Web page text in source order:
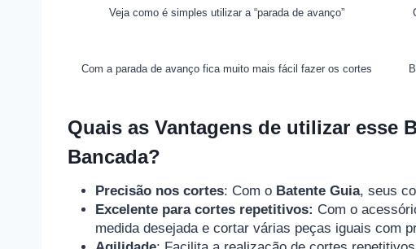
Veja como é simples utilizar a “parada de avanço”
Com a parada de avanço fica muito mais fácil fazer os cortes
Quais as Vantagens de utilizar esse
Bancada?
Precisão nos cortes: Com o Batente Guia, seus
Excelente para cortes repetitivos: Com o
medida desejada e cortar várias peças iguais com